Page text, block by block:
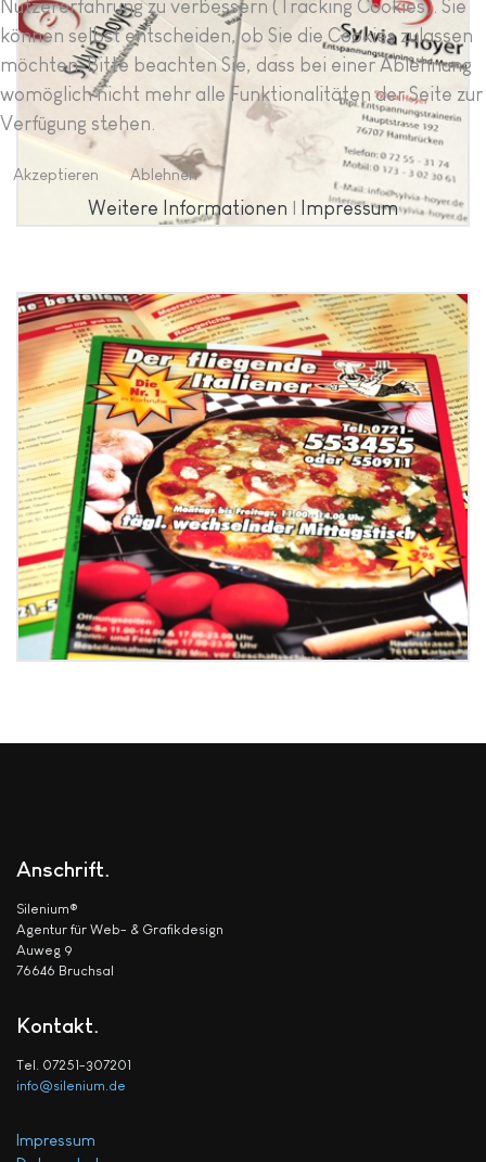
Grafikdesign Der Fliegende
Italiener Karlsruhe
Anschrift
Silenium®
Agentur für Web- & Grafikdesign
Auweg 9
76646 Bruchsal
Kontakt
Tel. 07251-307201
info@silenium.de
Impressum
Nutzererfahrung zu verbessern (Tracking Cookies). Sie
können selbst entscheiden, ob Sie die Cookies zulassen
möchten. Bitte beachten Sie, dass bei einer Ablehnung
womöglich nicht mehr alle Funktionalitäten der Seite zur
Verfügung stehen.
Akzeptieren Ablehnen
Weitere Informationen | Impressum